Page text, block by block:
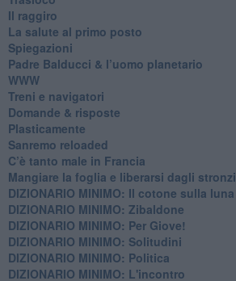
Il raggiro
​La salute al primo posto
Spiegazioni
Padre Balducci & l’uomo planetario
WWW
​Treni e navigatori
​Domande & risposte
​Plasticamente
Sanremo reloaded
C’è tanto male in Francia
​Mangiare la foglia e liberarsi dagli stronzi
DIZIONARIO MINIMO: Il cotone sulla luna
DIZIONARIO MINIMO: Zibaldone
DIZIONARIO MINIMO: Per Giove!
DIZIONARIO MINIMO: Solitudini
DIZIONARIO MINIMO: Politica
DIZIONARIO MINIMO: L'incontro